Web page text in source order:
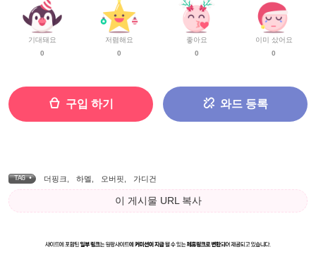
기대돼요
0
저렴해요
0
좋아요
0
이미 샀어요
0
구입 하기 와드 등록
TAG • 더핑크 하멜 오버핏 가디건
이 게시물 URL 복사